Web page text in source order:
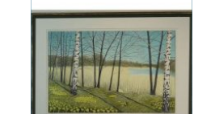
konfirmasjon når de
hører ordet fotograf, men
i en kunnskapsby som
Lund handler
fotograferi...